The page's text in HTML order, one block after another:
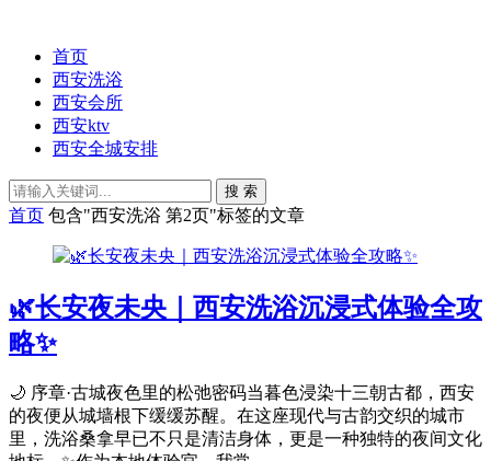
首页
西安洗浴
西安会所
西安ktv
西安全城安排
搜 索
首页 包含"西安洗浴 第2页"标签的文章
🌿长安夜未央｜西安洗浴沉浸式体验全攻
略✨
🌙 序章·古城夜色里的松弛密码当暮色浸染十三朝古都，西安
的夜便从城墙根下缓缓苏醒。在这座现代与古韵交织的城市
里，洗浴桑拿早已不只是清洁身体，更是一种独特的夜间文化